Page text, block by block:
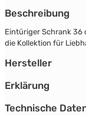
Beschreibung
Eintüriger Schrank 36
die Kollektion für
Hersteller
Erklärung
Technische